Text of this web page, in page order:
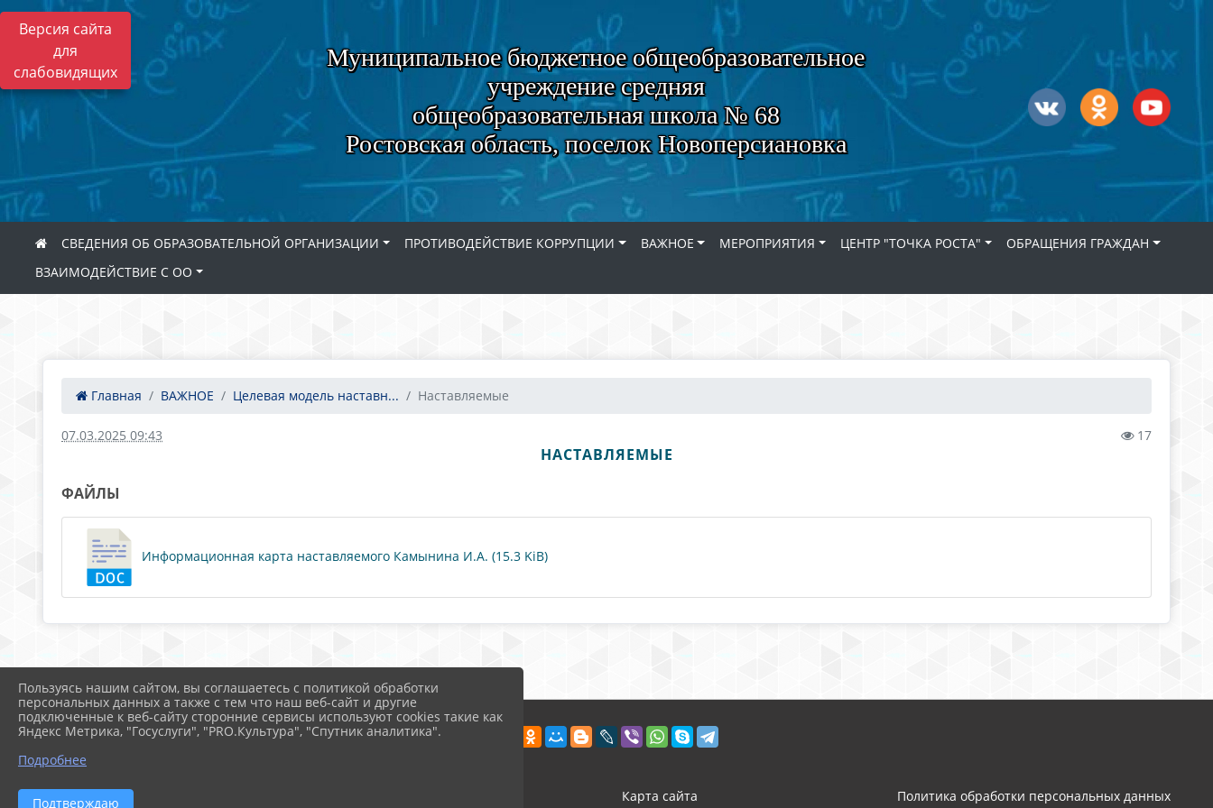
Версия сайта
для
слабовидящих
Муниципальное бюджетное общеобразовательное
учреждение средняя
общеобразовательная школа № 68
Ростовская область, поселок Новоперсиановка
СВЕДЕНИЯ ОБ ОБРАЗОВАТЕЛЬНОЙ ОРГАНИЗАЦИИ ПРОТИВОДЕЙСТВИЕ КОРРУПЦИИ ВАЖНОЕ МЕРОПРИЯТИЯ ЦЕНТР "ТОЧКА РОСТА"
ОБРАЩЕНИЯ ГРАЖДАН
ВЗАИМОДЕЙСТВИЕ С ОО
Главная ВАЖНОЕ Целевая модель наставн... Наставляемые
07.03.2025 09:43 17
НАСТАВЛЯЕМЫЕ
ФАЙЛЫ
Информационная карта наставляемого Камынина И.А. (15.3 KiB)
2026 г. school68rostov.ru Карта сайта Политика обработки персональных данных
Пользуясь нашим сайтом, вы соглашаетесь с политикой обработки
персональных данных а также с тем что наш веб-сайт и другие
подключенные к веб-сайту сторонние сервисы используют cookies такие как
Яндекс Метрика, "Госуслуги", "PRO.Культура", "Спутник аналитика".
Подробнее
Подтверждаю